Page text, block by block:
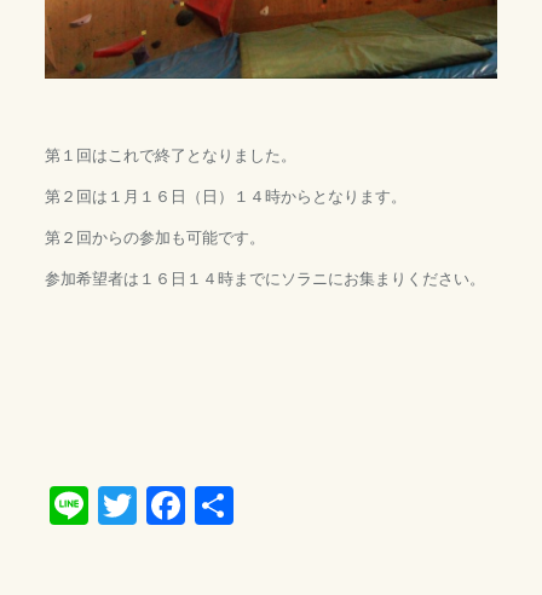
第１回はこれで終了となりました。
第２回は１月１６日（日）１４時からとなります。
第２回からの参加も可能です。
参加希望者は１６日１４時までにソラニにお集まりください。
LineTwitter
Facebook
共